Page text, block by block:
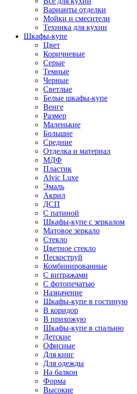
Варианты отделки
Мойки и смесители
Техника для кухни
Шкафы-купе
Цвет
Коричневые
Серые
Темные
Черные
Светлые
Белые шкафы-купе
Венге
Размер
Маленькие
Большие
Средние
Отделка и материал
МДФ
Пластик
Alvic Luxe
Эмаль
Акрил
ДСП
С патиной
Шкафы-купе с зеркалом
Матовое зеркало
Стекло
Цветное стекло
Пескоструй
Комбинированные
С витражами
С фотопечатью
Назначение
Шкафы-купе в гостиную
В коридор
В прихожую
Шкафы-купе в спальню
Детские
Офисные
Для книг
Для одежды
На балкон
Форма
Высокие